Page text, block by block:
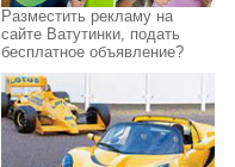
Разместить рекламу на
сайте Ватутинки, подать
бесплатное объявление?